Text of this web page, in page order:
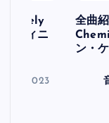
フィニ
30, 2023
全曲
ン・